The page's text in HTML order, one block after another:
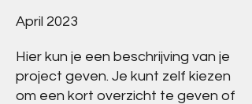
April 2023
Hier kun je een beschrijving van je
project geven. Je kunt zelf kiezen
om een kort overzicht te geven of